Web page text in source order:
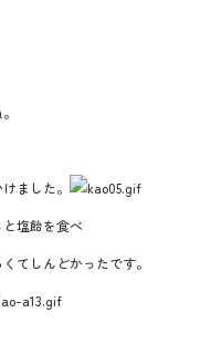
ました。
塩飴を食べ
てしんどかったです。